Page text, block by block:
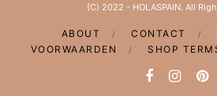
(C) 2022 - HOLASPAIN. All
ABOUT CONTACT
VOORWAARDEN
SHOP